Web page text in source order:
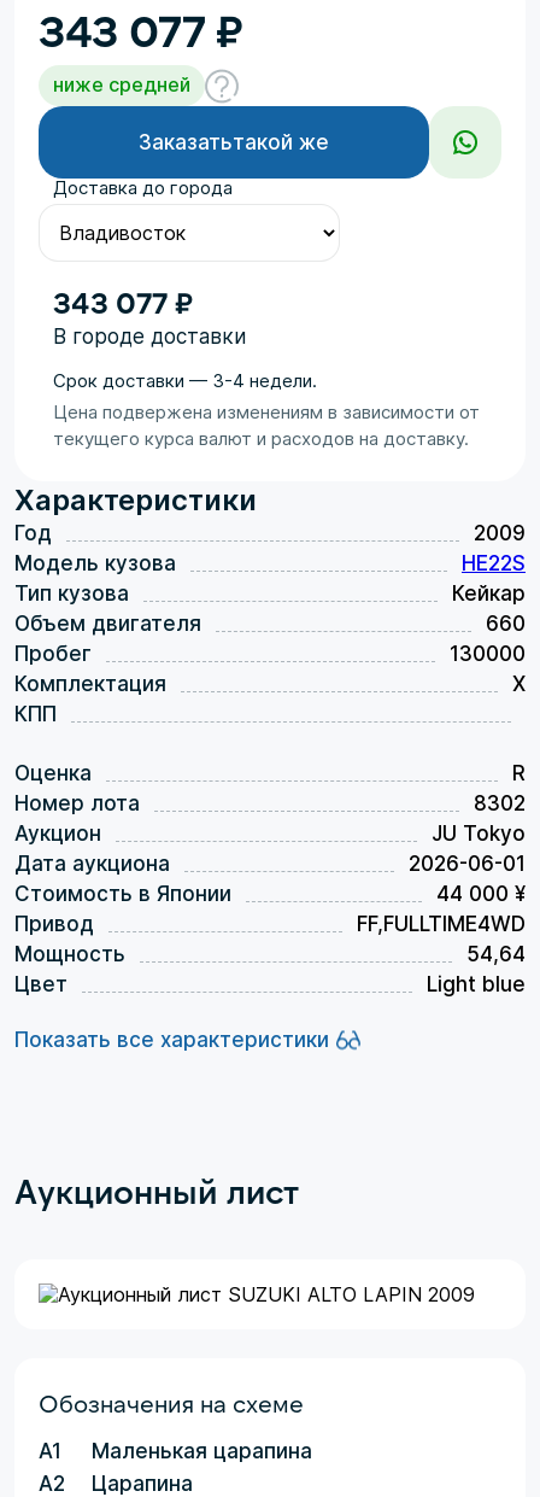
Характеристики
Год
2009
Модель кузова
HE22S
Тип кузова
Кейкар
Объем двигателя
660
Пробег
130000
Комплектация
X
КПП
Оценка
R
Номер лота
8302
Аукцион
JU Tokyo
Дата аукциона
2026-06-01
Стоимость в Японии
44 000 ¥
Привод
FF,FULLTIME4WD
Мощность
54,64
Цвет
Light blue
Показать все характеристики
343 077 ₽
ниже средней
Заказатьтакой же
Доставка до города
343 077 ₽
В городе доставки
Срок доставки — 3-4 недели.
Цена подвержена изменениям в зависимости от
текущего курса валют и расходов на доставку.
Аукционный лист
Обозначения на схеме
A1
Маленькая царапина
A2
Царапина